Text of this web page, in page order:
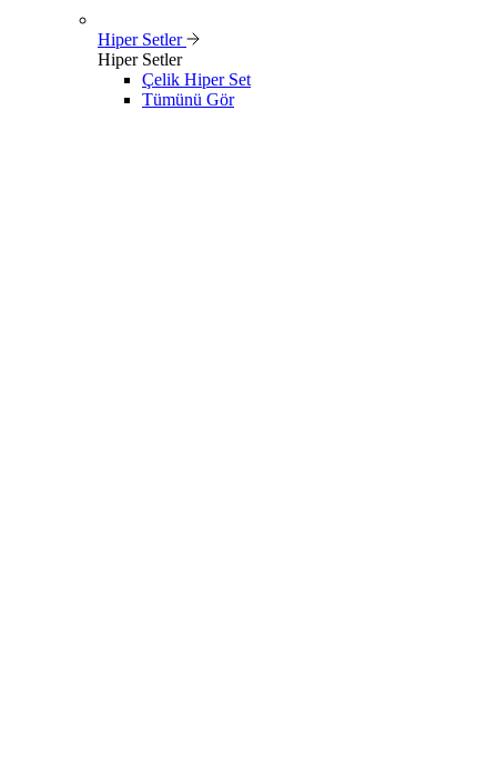
Hiper Setler
Hiper Setler
Çelik Hiper Set
Tümünü Gör